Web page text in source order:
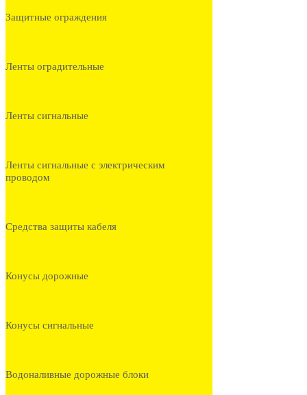
Защитные ограждения
Ленты оградительные
Ленты сигнальные
Ленты сигнальные с электрическим
проводом
Средства защиты кабеля
Конусы дорожные
Конусы сигнальные
Водоналивные дорожные блоки